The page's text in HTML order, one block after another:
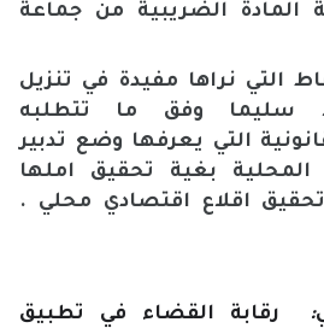
المادة الضريبية من جماعة
التي نراها مفيدة في تنزيل
سليما وفق ما تتطلبه
التي يعرفها وضع تدبير
بغية تحقيق املها
اقلاع اقتصادي محلي .
:
رقابة القضاء في تطبيق